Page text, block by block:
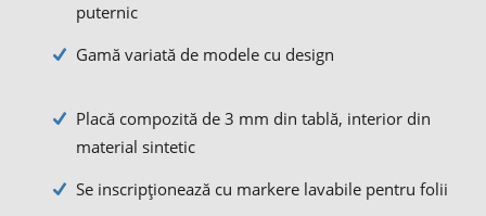
puternic
Gamă variată de modele cu design
Placă compozită de 3 mm din tablă, interior din
material sintetic
Se inscripționează cu markere lavabile pentru folii